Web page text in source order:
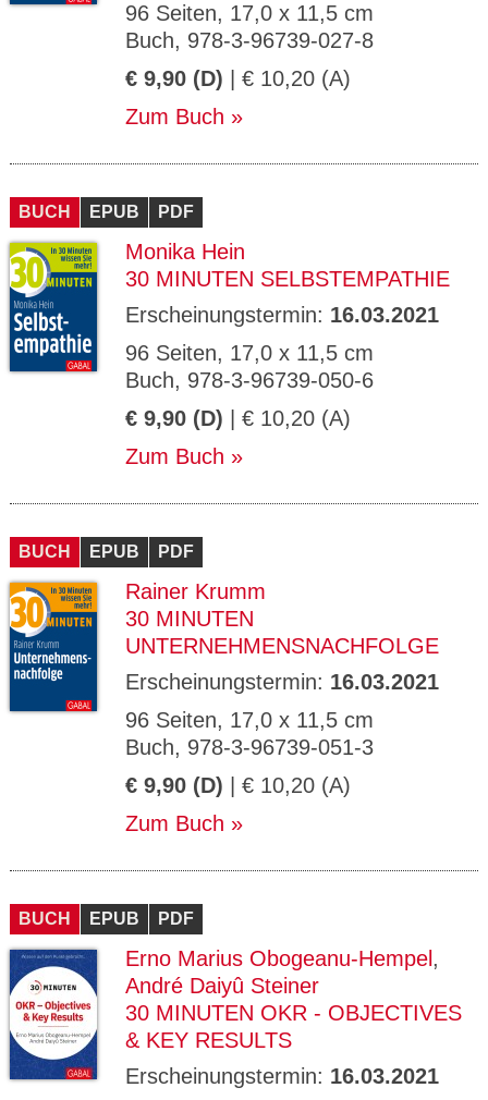
96 Seiten, 17,0 x 11,5 cm
Buch, 978-3-96739-027-8
€ 9,90 (D) | € 10,20 (A)
Zum Buch
BUCH EPUB PDF
Monika Hein
30 MINUTEN SELBSTEMPATHIE
Erscheinungstermin: 16.03.2021
96 Seiten, 17,0 x 11,5 cm
Buch, 978-3-96739-050-6
€ 9,90 (D) | € 10,20 (A)
Zum Buch
BUCH EPUB PDF
Rainer Krumm
30 MINUTEN
UNTERNEHMENSNACHFOLGE
Erscheinungstermin: 16.03.2021
96 Seiten, 17,0 x 11,5 cm
Buch, 978-3-96739-051-3
€ 9,90 (D) | € 10,20 (A)
Zum Buch
BUCH EPUB PDF
Erno Marius Obogeanu-Hempel ,
André Daiyû Steiner
30 MINUTEN OKR - OBJECTIVES
& KEY RESULTS
Erscheinungstermin: 16.03.2021